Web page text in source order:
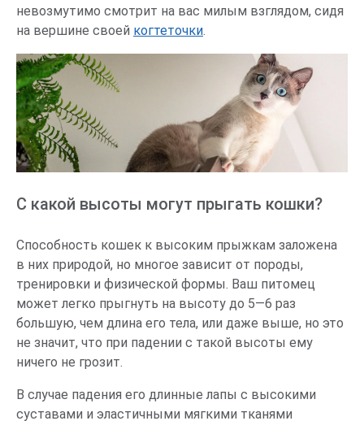
невозмутимо смотрит на вас милым взглядом, сидя
на вершине своей когтеточки.
С какой высоты могут прыгать кошки?
Способность кошек к высоким прыжкам заложена
в них природой, но многое зависит от породы,
тренировки и физической формы. Ваш питомец
может легко прыгнуть на высоту до 5—6 раз
большую, чем длина его тела, или даже выше, но это
не значит, что при падении с такой высоты ему
ничего не грозит.
В случае падения его длинные лапы с высокими
суставами и эластичными мягкими тканями